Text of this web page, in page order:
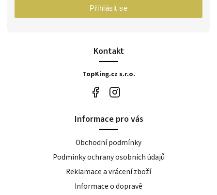
Kontakt
TopKing.cz s.r.o.
Přihlásit se
Informace pro vás
Obchodní podmínky
Podmínky ochrany osobních údajů
Reklamace a vrácení zboží
Informace o dopravě